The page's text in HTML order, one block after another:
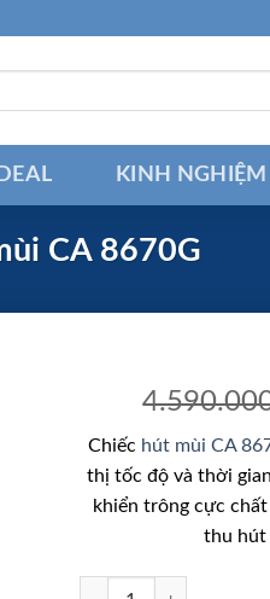
KINH
CA 8670G
Chiếc hút mùi CA
thị tốc độ và thời
khiển trông cực
thu hút
Hút mùi CA 8670G số